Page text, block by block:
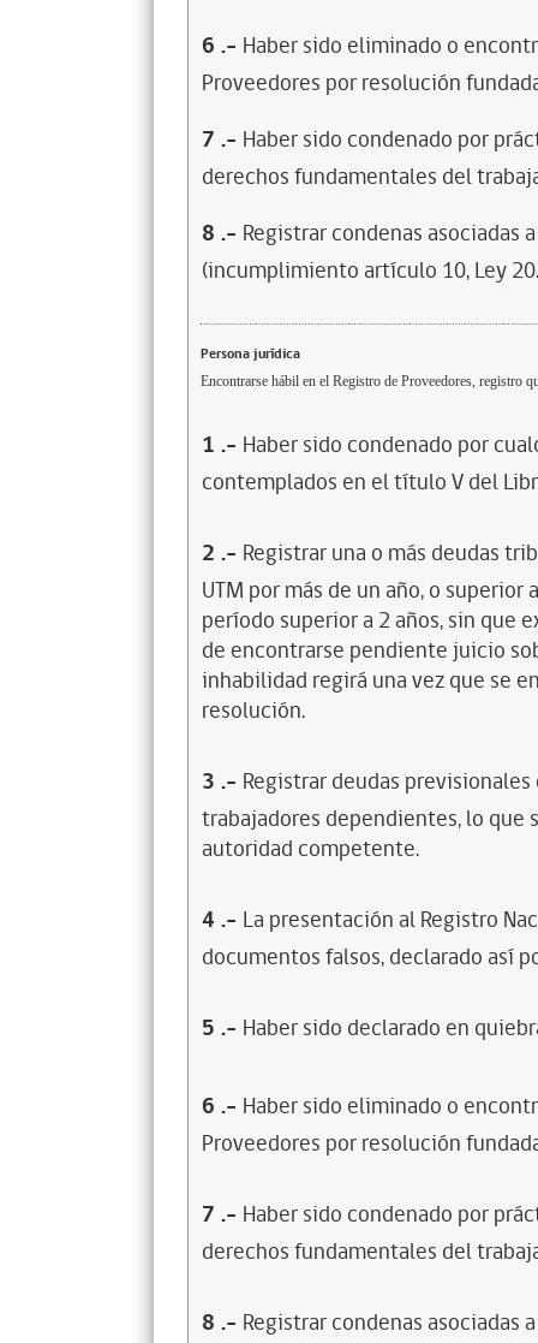
6 .- Haber sido eliminado o
Proveedores por resolución
7 .- Haber sido condenado por
derechos fundamentales del
8 .- Registrar condenas asociadas
(incumplimiento artículo 10, Ley
Persona jurídica
Encontrarse hábil en el Registro de Proveedores, registro
1 .- Haber sido condenado por
contemplados en el título V del
2 .- Registrar una o más deudas
UTM por más de un año, o
período superior a 2 años, sin que
de encontrarse pendiente juicio
inhabilidad regirá una vez que se
resolución.
3 .- Registrar deudas
trabajadores dependientes, lo
autoridad competente.
4 .- La presentación al Registro
documentos falsos, declarado así
5 .- Haber sido declarado en
6 .- Haber sido eliminado o
Proveedores por resolución
7 .- Haber sido condenado por
derechos fundamentales del
8 .- Registrar condenas asociadas